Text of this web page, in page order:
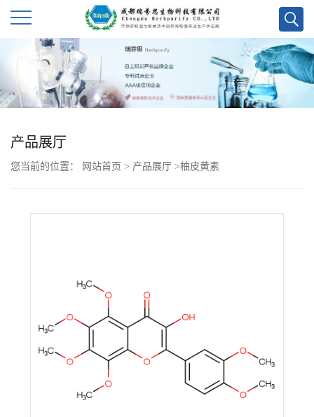
产品展厅
您当前的位置： 网站首页 > 产品展厅 >柚皮黄素